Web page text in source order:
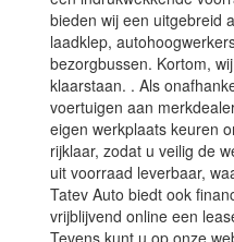
bieden wij een uitgebreid
laadklep,
bezorgbussen. Kortom,
klaarstaan. . Als
voertuigen aan
eigen werkplaats keuren
rijklaar, zodat u veilig de
uit voorraad leverbaar,
Tatev Auto biedt ook
vrijblijvend online een